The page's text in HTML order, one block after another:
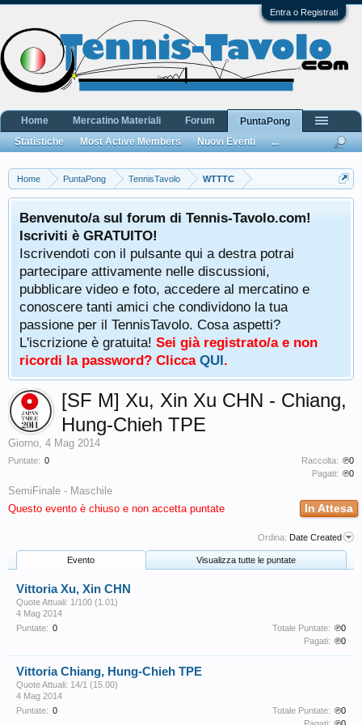
Entra o Registrati
Home PuntaPong TennisTavolo WTTTC
Benvenuto/a sul forum di Tennis-Tavolo.com!
Iscriviti è GRATUITO!
Iscrivendoti con il pulsante qui a destra potrai
partecipare attivamente nelle discussioni,
pubblicare video e foto, accedere al mercatino e
conoscere tanti amici che condividono la tua
passione per il TennisTavolo. Cosa aspetti?
L'iscrizione è gratuita! Sei già registrato/a e non
ricordi la password? Clicca QUI.
Puntate: 0 Raccolta: ℗0
Pagati: ℗0
[SF M] Xu, Xin Xu CHN - Chiang,
Hung-Chieh TPE
Giorno, 4 Mag 2014
In Attesa
SemiFinale - Maschile
Questo evento è chiuso e non accetta puntate
Ordina: Date Created
Evento Visualizza tutte le puntate
Vittoria Xu, Xin CHN
Quote Attuali: 1/100 (1.01)
4 Mag 2014
Puntate: 0 Totale Puntate: ℗0
Pagati: ℗0
Vittoria Chiang, Hung-Chieh TPE
Quote Attuali: 14/1 (15.00)
4 Mag 2014
Puntate: 0 Totale Puntate: ℗0
Home Mercatino Materiali Forum
PuntaPong
Statistiche
Most Active Members Nuovi Eventi ...